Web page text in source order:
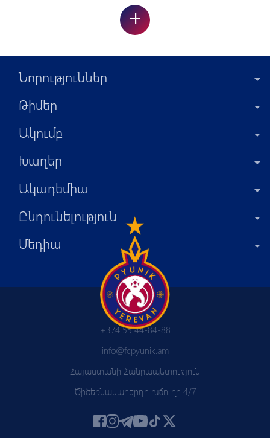
+
Նորություններ
Թիմեր
Ակումբ
Խաղեր
Ակադեմիա
Ընդունելություն
Մեդիա
+374 55 44-84-88
info@fcpyunik.am
Հայաստանի Հանրապետություն
Ծիծեռնակաբերդի խճուղի 4/7